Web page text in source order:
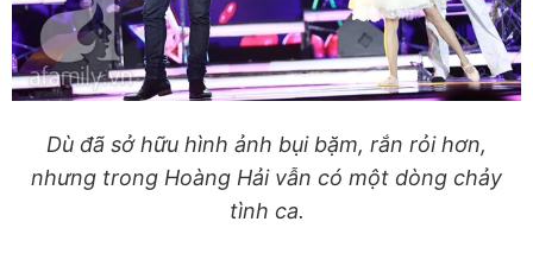
Dù đã sở hữu hình ảnh bụi bặm, rắn rỏi hơn,
nhưng trong Hoàng Hải vẫn có một dòng chảy
tình ca.